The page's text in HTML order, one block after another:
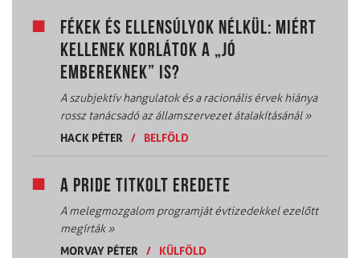
FÉKEK ÉS ELLENSÚLYOK NÉLKÜL: MIÉRT
KELLENEK KORLÁTOK A „JÓ
EMBEREKNEK” IS?
A szubjektív hangulatok és a racionális érvek hiánya
rossz tanácsadó az államszervezet átalakításánál»
HACK PÉTER
/ BELFÖLD
A PRIDE TITKOLT EREDETE
A melegmozgalom programját évtizedekkel ezelőtt
megírták»
MORVAY PÉTER
/ KÜLFÖLD